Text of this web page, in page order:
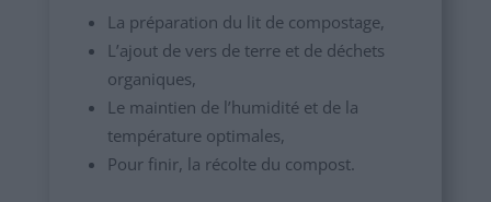
La préparation du lit de compostage,
L’ajout de vers de terre et de déchets
organiques,
Le maintien de l’humidité et de la
température optimales,
Pour finir, la récolte du compost.